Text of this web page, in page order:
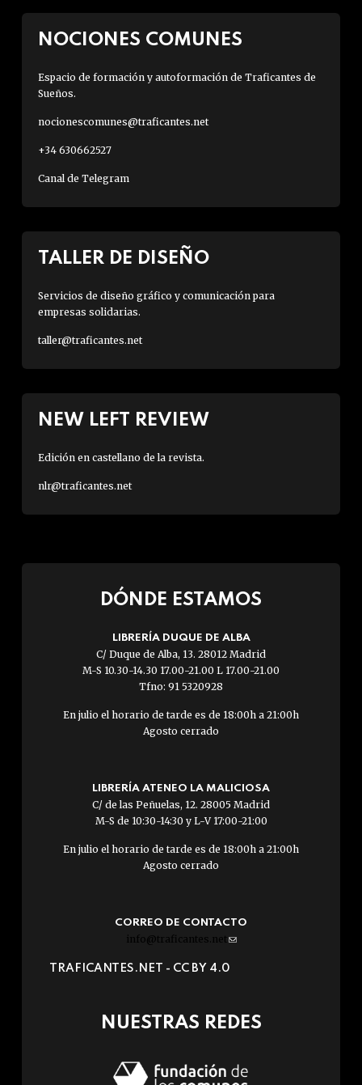
NOCIONES COMUNES
Espacio de formación y autoformación de Traficantes de
Sueños.
nocionescomunes@traficantes.net
+34 630662527
Canal de Telegram
TALLER DE DISEÑO
Servicios de diseño gráfico y comunicación para
empresas solidarias.
taller@traficantes.net
NEW LEFT REVIEW
Edición en castellano de la revista.
nlr@traficantes.net
DÓNDE ESTAMOS
LIBRERÍA DUQUE DE ALBA
C/ Duque de Alba, 13. 28012 Madrid
M-S 10.30-14.30 17.00-21.00 L 17.00-21.00
Tfno: 91 5320928
En julio el horario de tarde es de 18:00h a 21:00h
Agosto cerrado
LIBRERÍA ATENEO LA MALICIOSA
C/ de las Peñuelas, 12. 28005 Madrid
M-S de 10:30-14:30 y L-V 17:00-21:00
En julio el horario de tarde es de 18:00h a 21:00h
Agosto cerrado
CORREO DE CONTACTO
info@traficantes.net (link
e-
TRAFICANTES.NET - CC BY 4.0
NUESTRAS REDES